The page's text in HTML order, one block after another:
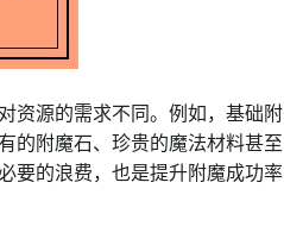
资源的需求不同。例如，基础附
的附魔石、珍贵的魔法材料甚至
要的浪费，也是提升附魔成功率